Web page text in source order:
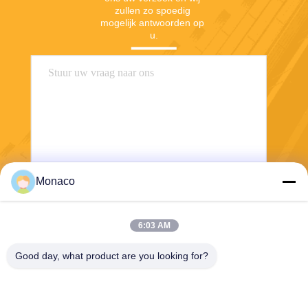
zullen zo spoedig
mogelijk antwoorden op
u.
Monaco
6:03 AM
Good day, what product are you looking for?